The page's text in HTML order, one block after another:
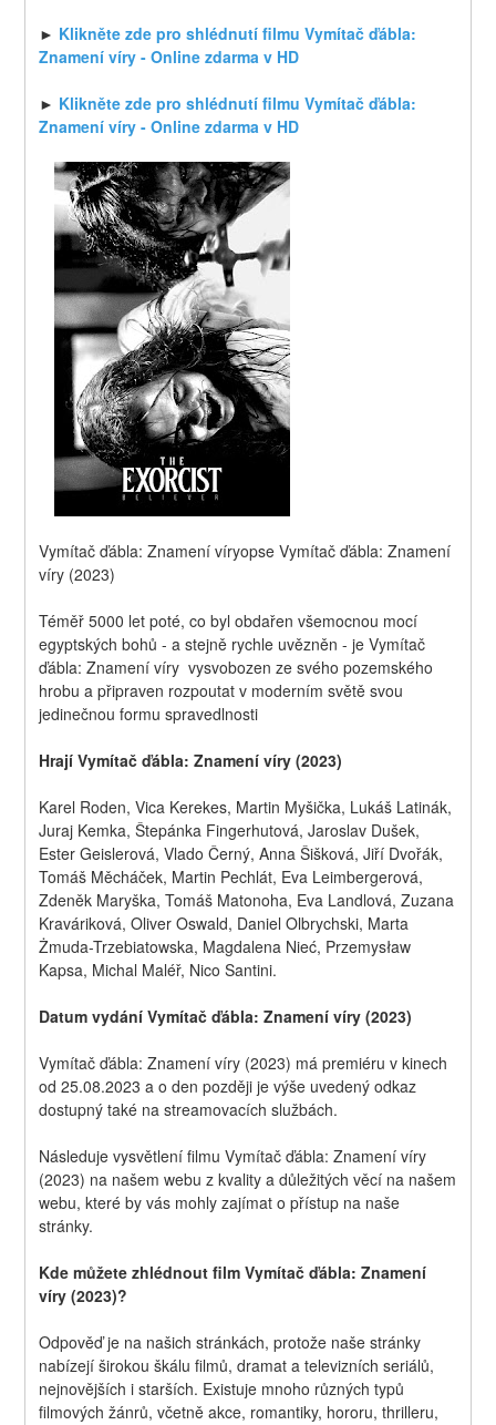
► Klikněte zde pro shlédnutí filmu Vymítač ďábla:
Znamení víry - Online zdarma v HD
► Klikněte zde pro shlédnutí filmu Vymítač ďábla:
Znamení víry - Online zdarma v HD
Vymítač ďábla: Znamení víryopse Vymítač ďábla: Znamení
víry (2023)
Téměř 5000 let poté, co byl obdařen všemocnou mocí
egyptských bohů - a stejně rychle uvězněn - je Vymítač
ďábla: Znamení víry  vysvobozen ze svého pozemského
hrobu a připraven rozpoutat v moderním světě svou
jedinečnou formu spravedlnosti
Hrají Vymítač ďábla: Znamení víry (2023)
Karel Roden, Vica Kerekes, Martin Myšička, Lukáš Latinák,
Juraj Kemka, Štepánka Fingerhutová, Jaroslav Dušek,
Ester Geislerová, Vlado Černý, Anna Šišková, Jiří Dvořák,
Tomáš Měcháček, Martin Pechlát, Eva Leimbergerová,
Zdeněk Maryška, Tomáš Matonoha, Eva Landlová, Zuzana
Kraváriková, Oliver Oswald, Daniel Olbrychski, Marta
Żmuda-Trzebiatowska, Magdalena Nieć, Przemysław
Kapsa, Michal Maléř, Nico Santini.
Datum vydání Vymítač ďábla: Znamení víry (2023)
Vymítač ďábla: Znamení víry (2023) má premiéru v kinech
od 25.08.2023 a o den později je výše uvedený odkaz
dostupný také na streamovacích službách.
Následuje vysvětlení filmu Vymítač ďábla: Znamení víry
(2023) na našem webu z kvality a důležitých věcí na našem
webu, které by vás mohly zajímat o přístup na naše
stránky.
Kde můžete zhlédnout film Vymítač ďábla: Znamení
víry (2023)?
Odpověď je na našich stránkách, protože naše stránky
nabízejí širokou škálu filmů, dramat a televizních seriálů,
nejnovějších i starších. Existuje mnoho různých typů
filmových žánrů, včetně akce, romantiky, hororu, thrilleru,